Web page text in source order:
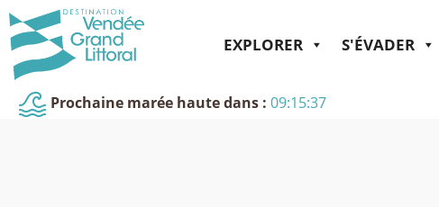
EXPLORER S'ÉVADER
Prochaine marée haute dans : 09:15:37